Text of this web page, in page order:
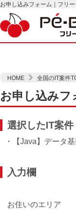
お申し込みフォーム｜フリ
HOME 全国のIT案件
お申し込みフ
選択したIT案件
・【Java】データ
入力欄
お住いのエリア